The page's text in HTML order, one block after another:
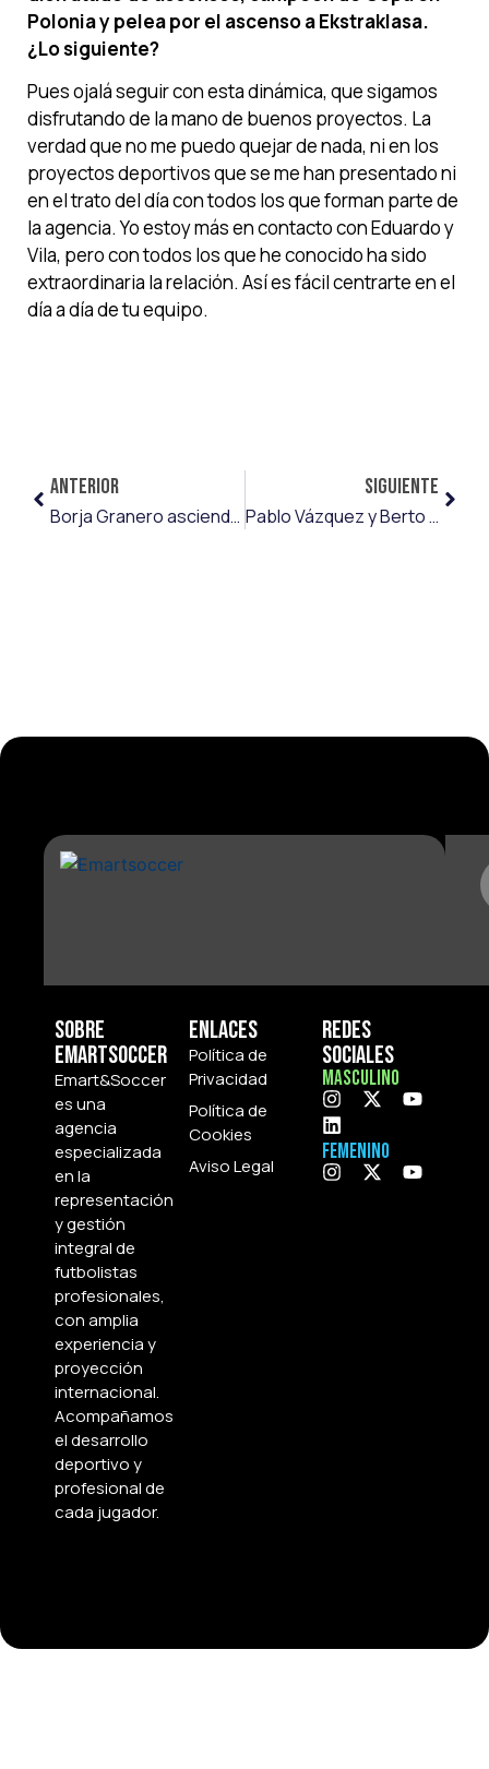
Polonia y pelea por el ascenso a Ekstraklasa.
¿Lo siguiente?
Pues ojalá seguir con esta dinámica, que sigamos
disfrutando de la mano de buenos proyectos. La
verdad que no me puedo quejar de nada, ni en los
proyectos deportivos que se me han presentado ni
en el trato del día con todos los que forman parte de
la agencia. Yo estoy más en contacto con Eduardo y
Vila, pero con todos los que he conocido ha sido
extraordinaria la relación. Así es fácil centrarte en el
día a día de tu equipo.
ANTERIOR
Borja Granero asciende a Segunda con el CD Castellón
SIGUIENTE
Pablo Vázquez y Berto Cayarga devuelven al Dépor al fútbol profesional
Sobre
Emartsoccer
Emart&Soccer
es una
agencia
especializada
en la
representación
y gestión
integral de
futbolistas
profesionales,
con amplia
experiencia y
proyección
internacional.
Acompañamos
el desarrollo
deportivo y
profesional de
cada jugador.
Enlaces
Política de
Privacidad
Política de
Cookies
Aviso Legal
Redes
Sociales
Masculino
Femenino